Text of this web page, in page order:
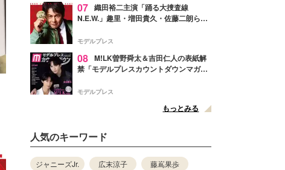
07 織田裕二主演「踊る大捜査線
N.E.W.」趣里・増田貴久・佐藤二朗ら新
徴する“謎のキーワード”も
モデルプレス
08 M!LK曽野舜太＆吉田仁人の表紙解
禁「モデルプレスカウントダウンマガジ
モデルプレス
もっとみる
人気のキーワード
ジャニーズJr. 広末涼子
藤嶌果歩